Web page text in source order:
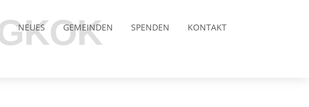
NEUES GEMEINDEN SPENDEN KONTAKT